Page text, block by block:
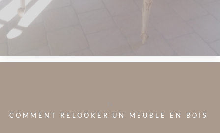
COMMENT RELOOKER UN MEUBLE EN BOIS